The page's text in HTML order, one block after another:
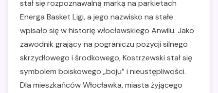
stał się rozpoznawalną marką na parkietach
Energa Basket Ligi, a jego nazwisko na stałe
wpisało się w historię włocławskiego Anwilu. Jako
zawodnik grający na pograniczu pozycji silnego
skrzydłowego i środkowego, Kostrzewski stał się
symbolem boiskowego „boju” i nieustępliwości.
Dla mieszkańców Włocławka, miasta żyjącego